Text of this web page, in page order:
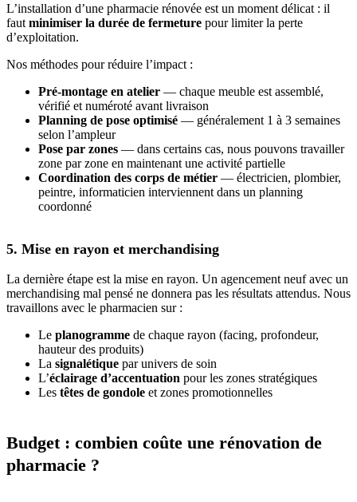
L’installation d’une pharmacie rénovée est un moment délicat : il
faut minimiser la durée de fermeture pour limiter la perte
d’exploitation.
Nos méthodes pour réduire l’impact :
Pré-montage en atelier — chaque meuble est assemblé,
vérifié et numéroté avant livraison
Planning de pose optimisé — généralement 1 à 3 semaines
selon l’ampleur
Pose par zones — dans certains cas, nous pouvons travailler
zone par zone en maintenant une activité partielle
Coordination des corps de métier — électricien, plombier,
peintre, informaticien interviennent dans un planning
coordonné
5. Mise en rayon et merchandising
La dernière étape est la mise en rayon. Un agencement neuf avec un
merchandising mal pensé ne donnera pas les résultats attendus. Nous
travaillons avec le pharmacien sur :
Le planogramme de chaque rayon (facing, profondeur,
hauteur des produits)
La signalétique par univers de soin
L’éclairage d’accentuation pour les zones stratégiques
Les têtes de gondole et zones promotionnelles
Budget : combien coûte une rénovation de
pharmacie ?